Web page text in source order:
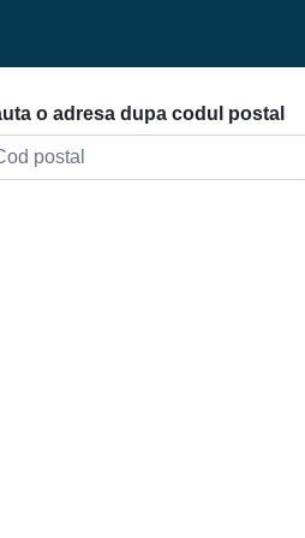
o adresa dupa codul postal